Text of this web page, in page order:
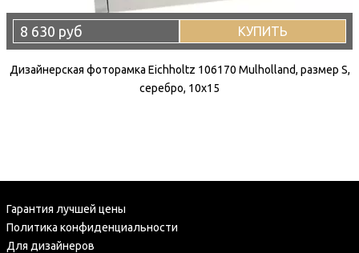
8 630 руб КУПИТЬ
Дизайнерская фоторамка Eichholtz 106170 Mulholland, размер S,
серебро, 10x15
Гарантия лучшей цены
Политика конфиденциальности
Для дизайнеров